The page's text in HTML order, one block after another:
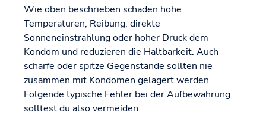
Wie oben beschrieben schaden hohe
Temperaturen, Reibung, direkte
Sonneneinstrahlung oder hoher Druck dem
Kondom und reduzieren die Haltbarkeit. Auch
scharfe oder spitze Gegenstände sollten nie
zusammen mit Kondomen gelagert werden.
Folgende typische Fehler bei der Aufbewahrung
solltest du also vermeiden: